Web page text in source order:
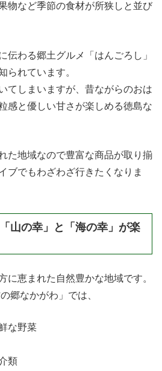
物など季節の食材が所狭しと並び
伝わる郷土グルメ「はんごろし」
られています。
てしまいますが、昔ながらのおは
感と優しい甘さが楽しめる徳島な
た地域なので豊富な商品が取り揃
ブでもわざわざ行きたくなりま
山の幸」と「海の幸」が楽
に恵まれた自然豊かな地域です。
郷なかがわ」では、
な野菜
類